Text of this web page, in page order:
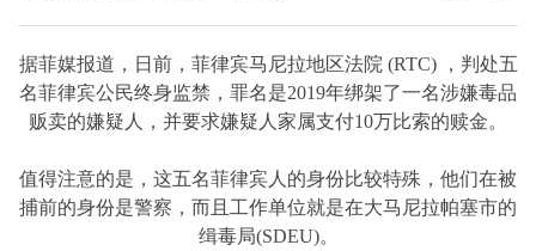
据菲媒报道，日前，菲律宾马尼拉地区法院 (RTC) ，判处五
名菲律宾公民终身监禁，罪名是2019年绑架了一名涉嫌毒品
贩卖的嫌疑人，并要求嫌疑人家属支付10万比索的赎金。
值得注意的是，这五名菲律宾人的身份比较特殊，他们在被
捕前的身份是警察，而且工作单位就是在大马尼拉帕塞市的
缉毒局(SDEU)。